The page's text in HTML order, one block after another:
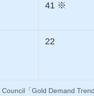
41 ※
22
「Gold Demand